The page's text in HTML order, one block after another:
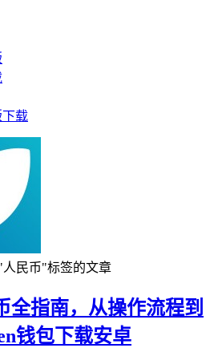
下载
人民币"标签的文章
全指南，从操作流程到
钱包下载安卓